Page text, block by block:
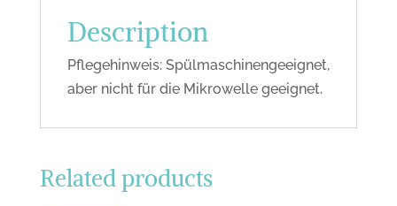
Description
Pflegehinweis: Spülmaschinengeeignet,
aber nicht für die Mikrowelle geeignet.
Related products